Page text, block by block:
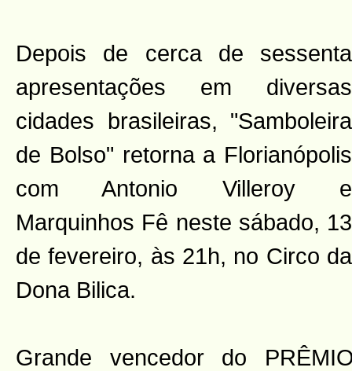
Depois de cerca de sessenta
apresentações em diversas
cidades brasileiras, "Samboleira
de Bolso" retorna a Florianópolis
com Antonio Villeroy e
Marquinhos Fê neste sábado, 13
de fevereiro, às 21h, no Circo da
Dona Bilica.
Grande vencedor do